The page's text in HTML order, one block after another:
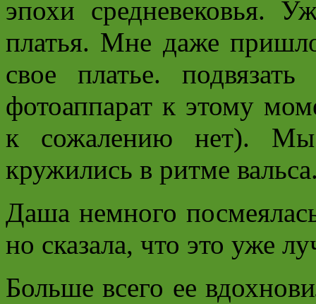
эпохи средневековья.
платья. Мне даже
свое платье.
фотоаппарат к этому
к сожалению нет).
кружились в ритме
Даша немного
но сказала, что это уже
Больше всего ее